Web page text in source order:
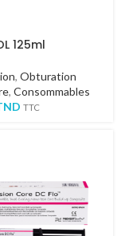
125ml
, Obturation
, Consommables
TTC